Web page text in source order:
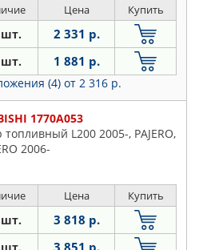
Цена Купить
шт. 2 331 р.
шт. 1 881 р.
(4) от 2 316 р.
1770A053
L200 2005-, PAJERO,
2006-
Цена Купить
шт. 3 818 р.
шт. 3 851 р.